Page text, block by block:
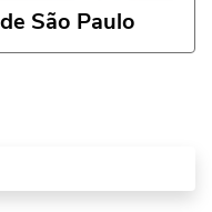
São Paulo